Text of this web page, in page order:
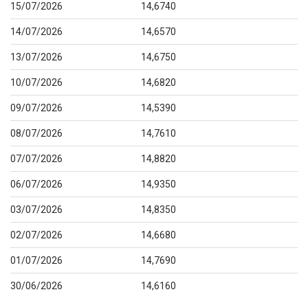
15/07/2026 14,6740
14/07/2026 14,6570
13/07/2026 14,6750
10/07/2026 14,6820
09/07/2026 14,5390
08/07/2026 14,7610
07/07/2026 14,8820
06/07/2026 14,9350
03/07/2026 14,8350
02/07/2026 14,6680
01/07/2026 14,7690
30/06/2026 14,6160